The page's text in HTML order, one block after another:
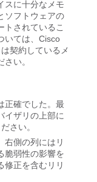
スに十分なメモ
ソフトウェアの
トされているこ
いては、Cisco
契約しているメ
い。
正確でした。最
イザリの上部に
さい。
右側の列にはリ
脆弱性の影響を
修正を含むリリ